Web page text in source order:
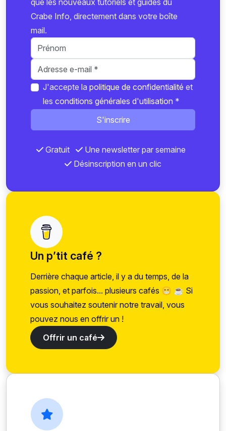
que les nouveaux tutoriels et guides du
Crabe Info, directement dans votre boîte
mail.
J'accepte la politique de confidentialité et
les conditions générales d'utilisation *
S'inscrire
Gratuit
Une newsletter par semaine
Désinscription en un clic
Un p’tit café ?
Derrière chaque article, il y a du temps, de la
passion, et parfois... plusieurs cafés 😁 ☕ Si
vous souhaitez soutenir notre travail, vous
pouvez nous en offrir un !
Offrir un café